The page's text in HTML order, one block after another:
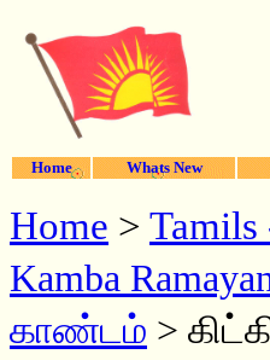
Home Whats New
Home > Tamils
Kamba
காண்டம் >